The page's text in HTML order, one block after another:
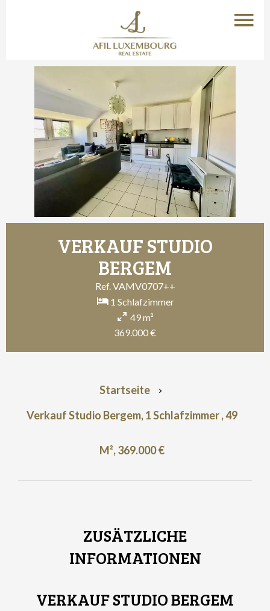
VERKAUF STUDIO
BERGEM
Ref. VAMV0707++
1 Schlafzimmer
49 m²
369.000 €
Startseite
Verkauf Studio Bergem, 1 Schlafzimmer , 49
M², 369.000 €
ZUSÄTZLICHE
INFORMATIONEN
VERKAUF STUDIO BERGEM